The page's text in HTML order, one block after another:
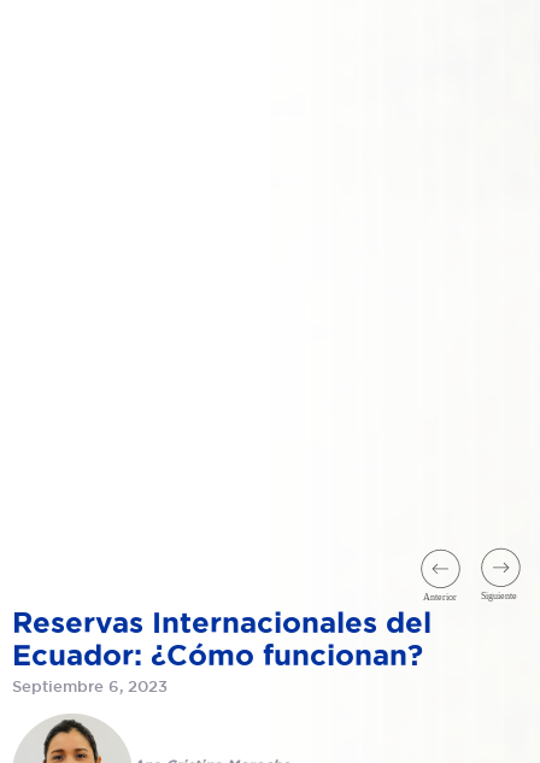
Reservas Internacionales del
Ecuador: ¿Cómo funcionan?
Septiembre 6, 2023